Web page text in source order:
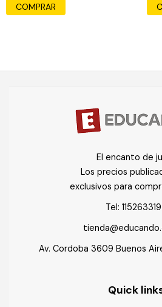
COMPRAR
El encanto de
Los precios
exclusivos para
Tel:
Av. Cordoba 3609 Buenos
Quick